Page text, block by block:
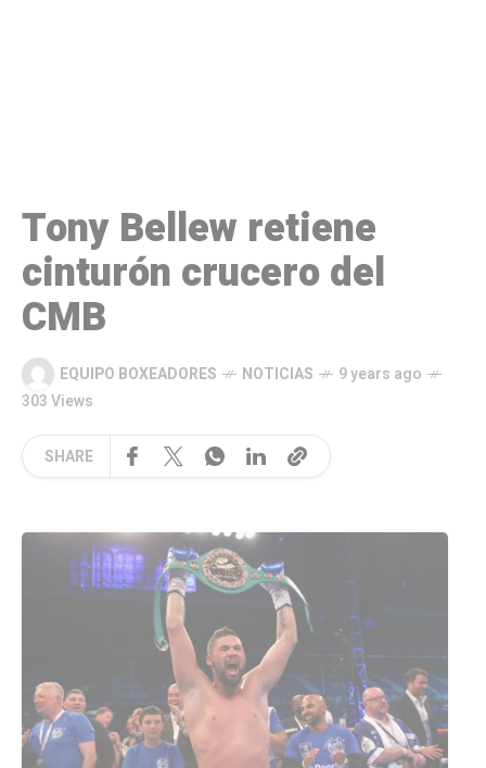
Tony Bellew retiene
cinturón crucero del
CMB
EQUIPO BOXEADORES NOTICIAS
9 years ago
303 Views
SHARE